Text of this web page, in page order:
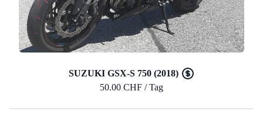
SUZUKI GSX-S 750 (2018)
50.00 CHF / Tag